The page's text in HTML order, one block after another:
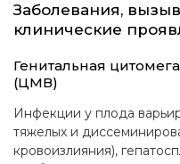
Заболевания,
клинические
Генитальная
(ЦМВ)
Инфекции у плода
тяжелых и
кровоизлияния),